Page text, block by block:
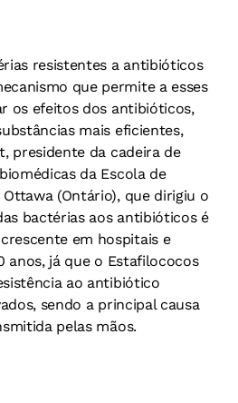
resistentes a antibióticos
que permite a esses
os efeitos dos antibióticos,
mais eficientes,
presidente da cadeira de
da Escola de
(Ontário), que dirigiu o
bactérias aos antibióticos é
em hospitais e
anos, já que o Estafilococos
ao antibiótico
sendo a principal causa
pelas mãos.